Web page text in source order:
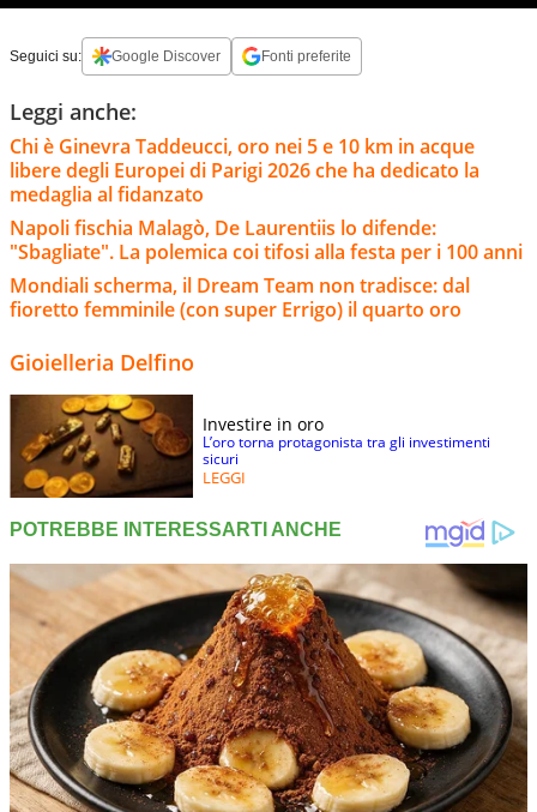
Seguici su: Google Discover Fonti preferite
Leggi anche:
Chi è Ginevra Taddeucci, oro nei 5 e 10 km in acque
libere degli Europei di Parigi 2026 che ha dedicato la
medaglia al fidanzato
Napoli fischia Malagò, De Laurentiis lo difende:
"Sbagliate". La polemica coi tifosi alla festa per i 100 anni
Mondiali scherma, il Dream Team non tradisce: dal
fioretto femminile (con super Errigo) il quarto oro
Gioielleria Delfino
Investire in oro
L’oro torna protagonista tra gli investimenti
sicuri
LEGGI